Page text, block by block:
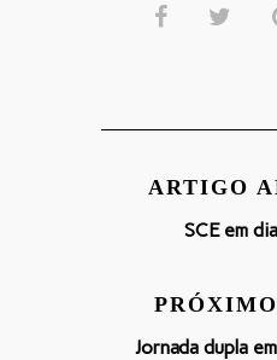
ARTIGO
SCE em
Jornada dupla